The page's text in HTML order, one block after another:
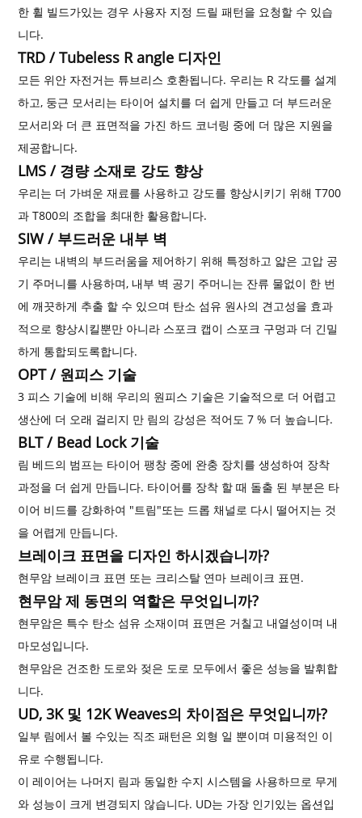
한 휠 빌드가있는 경우 사용자 지정 드릴 패턴을 요청할 수 있습
니다.
TRD / Tubeless R angle 디자인
모든 위안 자전거는 튜브리스 호환됩니다. 우리는 R 각도를 설계
하고, 둥근 모서리는 타이어 설치를 더 쉽게 만들고 더 부드러운
모서리와 더 큰 표면적을 가진 하드 코너링 중에 더 많은 지원을
제공합니다.
LMS / 경량 소재로 강도 향상
우리는 더 가벼운 재료를 사용하고 강도를 향상시키기 위해 T700
과 T800의 조합을 최대한 활용합니다.
SIW / 부드러운 내부 벽
우리는 내벽의 부드러움을 제어하기 위해 특정하고 얇은 고압 공
기 주머니를 사용하며, 내부 벽 공기 주머니는 잔류 물없이 한 번
에 깨끗하게 추출 할 수 있으며 탄소 섬유 원사의 견고성을 효과
적으로 향상시킬뿐만 아니라 스포크 캡이 스포크 구멍과 더 긴밀
하게 통합되도록합니다.
OPT / 원피스 기술
3 피스 기술에 비해 우리의 원피스 기술은 기술적으로 더 어렵고
생산에 더 오래 걸리지 만 림의 강성은 적어도 7 % 더 높습니다.
BLT / Bead Lock 기술
림 베드의 범프는 타이어 팽창 중에 완충 장치를 생성하여 장착
과정을 더 쉽게 만듭니다. 타이어를 장착 할 때 돌출 된 부분은 타
이어 비드를 강화하여 "트림"또는 드롭 채널로 다시 떨어지는 것
을 어렵게 만듭니다.
브레이크 표면을 디자인 하시겠습니까?
현무암 브레이크 표면 또는 크리스탈 연마 브레이크 표면.
현무암 제 동면의 역할은 무엇입니까?
현무암은 특수 탄소 섬유 소재이며 표면은 거칠고 내열성이며 내
마모성입니다.
현무암은 건조한 도로와 젖은 도로 모두에서 좋은 성능을 발휘합
니다.
UD, 3K 및 12K Weaves의 차이점은 무엇입니까?
일부 림에서 볼 수있는 직조 패턴은 외형 일 뿐이며 미용적인 이
유로 수행됩니다.
이 레이어는 나머지 림과 동일한 수지 시스템을 사용하므로 무게
와 성능이 크게 변경되지 않습니다. UD는 가장 인기있는 옵션입